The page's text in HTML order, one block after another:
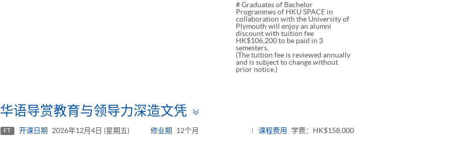
# Graduates of Bachelor
Programmes of HKU SPACE in
collaboration with the University of
Plymouth will enjoy an alumni
discount with tuition fee
HK$106,200 to be paid in 3
semesters.
(The tuition fee is reviewed annually
and is subject to change without
prior notice.)
华语导赏教育与领导力深造文凭
FT 开课日期 2026年12月4日 (星期五) 修业期 12个月 课程费用 学费：HK$158,000